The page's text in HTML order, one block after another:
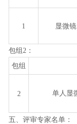
1 显微镜
包组 2：
包组
2 单人显
五、评审专家名单：